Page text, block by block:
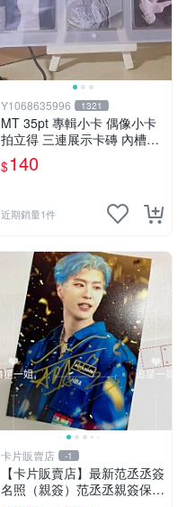
Y1068635996 1321
MT 35pt 專輯小卡 偶像小卡
拍立得 三連展示卡磚 內槽5.9
*8.8cm 防彈少年團 BTS 追星
韓星
$140
近期銷量1件
卡片販賣店 -1
【卡片販賣店】最新范丞丞簽
名照（親簽）范丞丞親簽保真